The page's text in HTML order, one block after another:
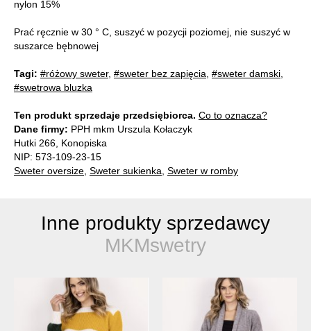
nylon 15%
Prać ręcznie w 30 ° C, suszyć w pozycji poziomej, nie suszyć w
suszarce bębnowej
Tagi: #różowy sweter, #sweter bez zapięcia #sweter damski
#swetrowa bluzka
Ten produkt sprzedaje przedsiębiorca. Co to oznacza?
Dane firmy: PPH mkm Urszula Kołaczyk
Hutki 266, Konopiska
NIP: 573-109-23-15
Sweter oversize Sweter sukienka Sweter w romby
Inne produkty sprzedawcy
MKMswetry